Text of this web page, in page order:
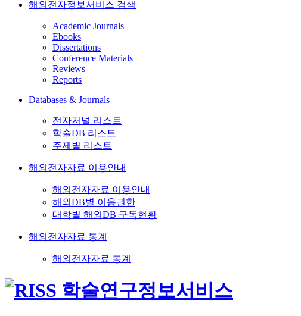
해외전자정보서비스 검색
Academic Journals
Ebooks
Dissertations
Conference Materials
Reviews
Reports
Databases & Journals
전자저널 리스트
학술DB 리스트
주제별 리스트
해외전자자료 이용안내
해외전자자료 이용안내
해외DB별 이용권한
대학별 해외DB 구독현황
해외전자자료 통계
해외전자자료 통계